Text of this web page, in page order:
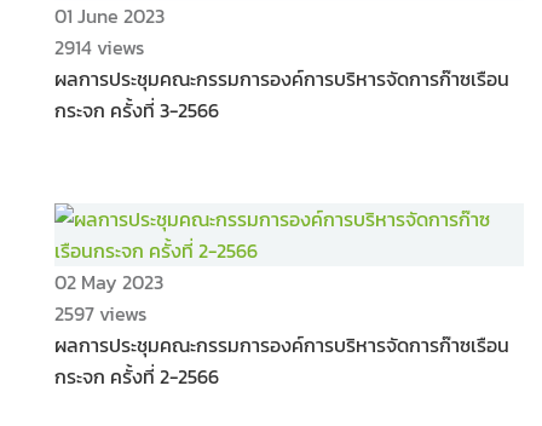
01 June 2023
2914 views
ผลการประชุมคณะกรรมการองค์การบริหารจัดการก๊าซเรือน
กระจก ครั้งที่ 3-2566
02 May 2023
2597 views
ผลการประชุมคณะกรรมการองค์การบริหารจัดการก๊าซเรือน
กระจก ครั้งที่ 2-2566